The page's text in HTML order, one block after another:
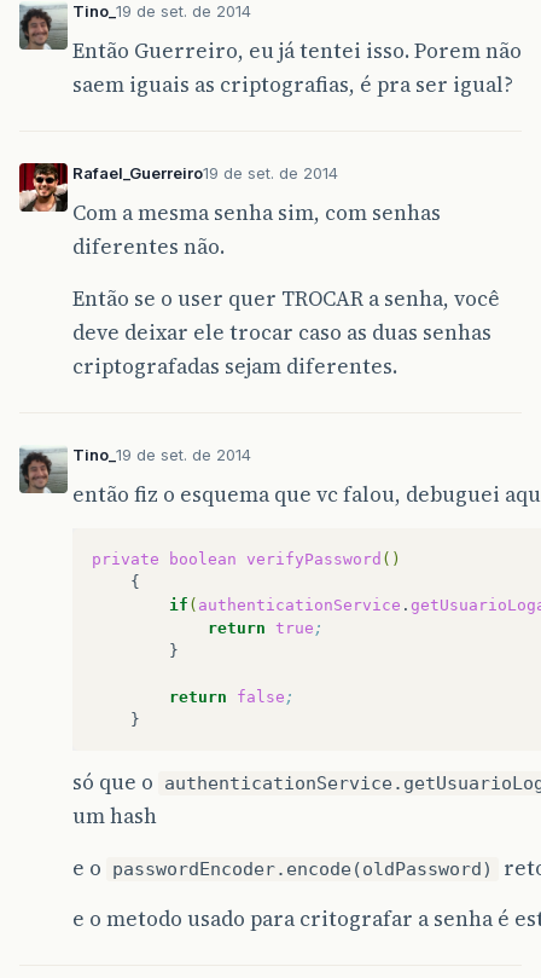
Tino_ 19 de set. de 2014
Então Guerreiro, eu já tentei isso. Porem não
saem iguais as criptografias, é pra ser igual?
Rafael_Guerreiro19 de set. de 2014
Com a mesma senha sim, com senhas
diferentes não.
Então se o user quer TROCAR a senha, você
deve deixar ele trocar caso as duas senhas
criptografadas sejam diferentes.
Tino_ 19 de set. de 2014
então fiz o esquema que vc falou, debuguei
private boolean verifyPassword ()
if ( authenticationService .
return true ;
}
return false ;
só que o
um hash
e o
passwordEncoder.encode(oldPassword)
e o metodo usado para critografar a senha é